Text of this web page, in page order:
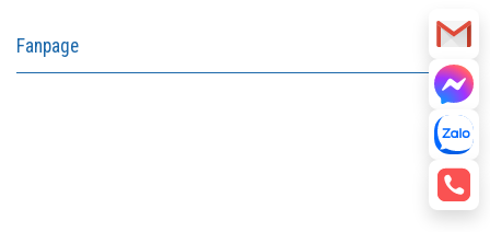
Fanpage